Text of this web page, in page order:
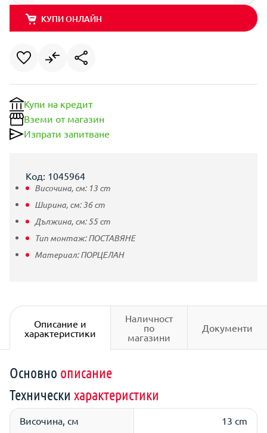
КУПИ ОНЛАЙН
Купи на кредит
Вземи от магазин
Изпрати запитване
Код: 1045964
Височина, см: 13 cm
Ширина, см:36cm
Дължина, см:55cm
Тип монтаж:ПОСТАВЯНЕ
Материал:ПОРЦЕЛАН
Описание и
характеристики
Наличност
по
магазини
Документи
Основно описание
Технически характеристики
Височина, см 13 cm